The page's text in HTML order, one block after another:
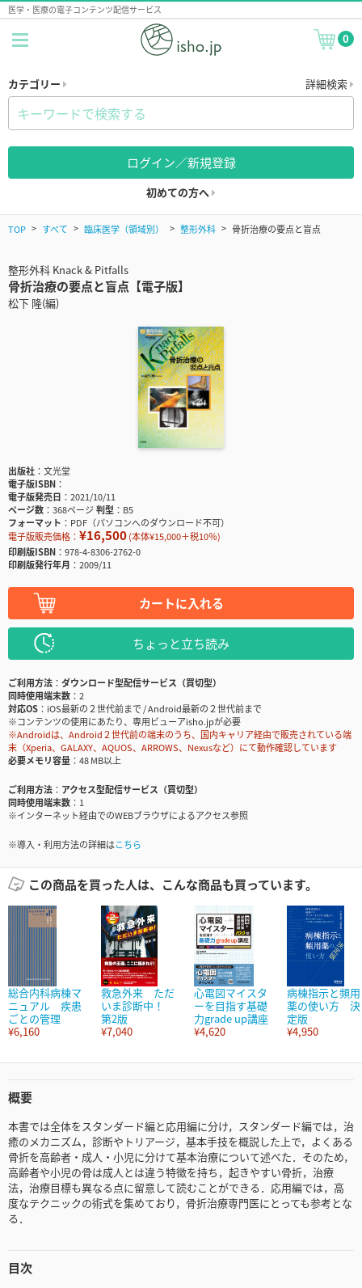
医学・医療の電子コンテンツ配信サービス
0
カテゴリー 詳細検索
ログイン／新規登録
初めての方へ
TOP すべて 臨床医学（領域別） 整形外科 骨折治療の要点と盲点
整形外科 Knack & Pitfalls
骨折治療の要点と盲点【電子版】
松下 隆(編)
出版社
文光堂
電子版ISBN
電子版発売日
2021/10/11
ページ数
368ページ判型
B5
フォーマット
PDF（パソコンへのダウンロード不可）
電子版販売価格： ¥16,500(本体¥15,000＋税10％)
印刷版ISBN
978-4-8306-2762-0
印刷版発行年月
2009/11
カートに入れる
ちょっと立ち読み
ご利用方法
ダウンロード型配信サービス（買切型）
同時使用端末数
2
対応OS
iOS最新の２世代前まで / Android最新の２世代前まで
※コンテンツの使用にあたり、専用ビューアisho.jpが必要
※Androidは、Android２世代前の端末のうち、国内キャリア経由で販売されている端
末（Xperia、GALAXY、AQUOS、ARROWS、Nexusなど）にて動作確認しています
必要メモリ容量
48 MB以上
ご利用方法
アクセス型配信サービス（買切型）
同時使用端末数
1
※インターネット経由でのWEBブラウザによるアクセス参照
※導入・利用方法の詳細はこちら
この商品を買った人は、こんな商品も買っています。
総合内科病棟マ
ニュアル 疾患
ごとの管理
¥6,160
救急外来 ただ
いま診断中！
第2版
¥7,040
心電図マイスタ
ーを目指す基礎
力grade up講座
¥4,620
病棟指示と頻用
薬の使い方 決
定版
¥4,950
概要
本書では全体をスタンダード編と応用編に分け，スタンダード編では，治
癒のメカニズム，診断やトリアージ，基本手技を概説した上で，よくある
骨折を高齢者・成人・小児に分けて基本治療について述べた．そのため，
高齢者や小児の骨は成人とは違う特徴を持ち，起きやすい骨折，治療
法，治療目標も異なる点に留意して読むことができる．応用編では，高
度なテクニックの術式を集めており，骨折治療専門医にとっても参考とな
る．
目次